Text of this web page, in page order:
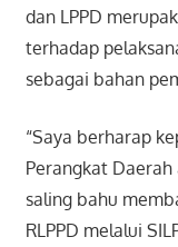
dan LPPD
terhadap
sebagai bahan
“Saya berharap
Perangkat
saling bahu
RLPPD melalui